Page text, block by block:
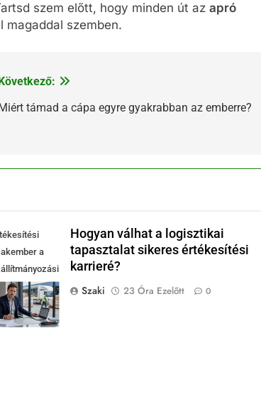
szem előtt, hogy minden út az apró
magaddal szemben.
támad a cápa egyre gyakrabban az emberre?
a
fuvarozási
modern
Hogyan válhat a logisztikai
tapasztalat sikeres értékesítési
karrieré?
Szaki
23 Óra Ezelőtt 0